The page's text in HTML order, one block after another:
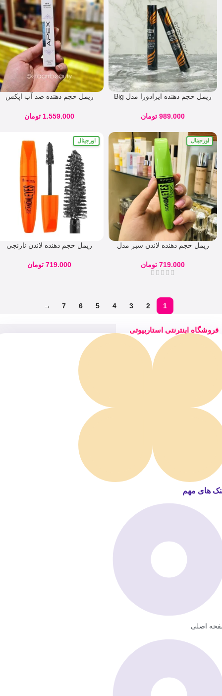
ریمل حجم دهنده ایزادورا مدل Big
989.000 تومان
ریمل حجم‌ دهنده ضد آب اپکس
1.559.000 تومان
اورجینال
ریمل حجم دهنده لاندن سبز مدل
719.000 تومان
اورجینال
ریمل حجم دهنده لاندن نارنجی
719.000 تومان
1
2
3
4
5
6
7
→
فروشگاه اینترنتی استاربیوتی
های مهم
اصلی